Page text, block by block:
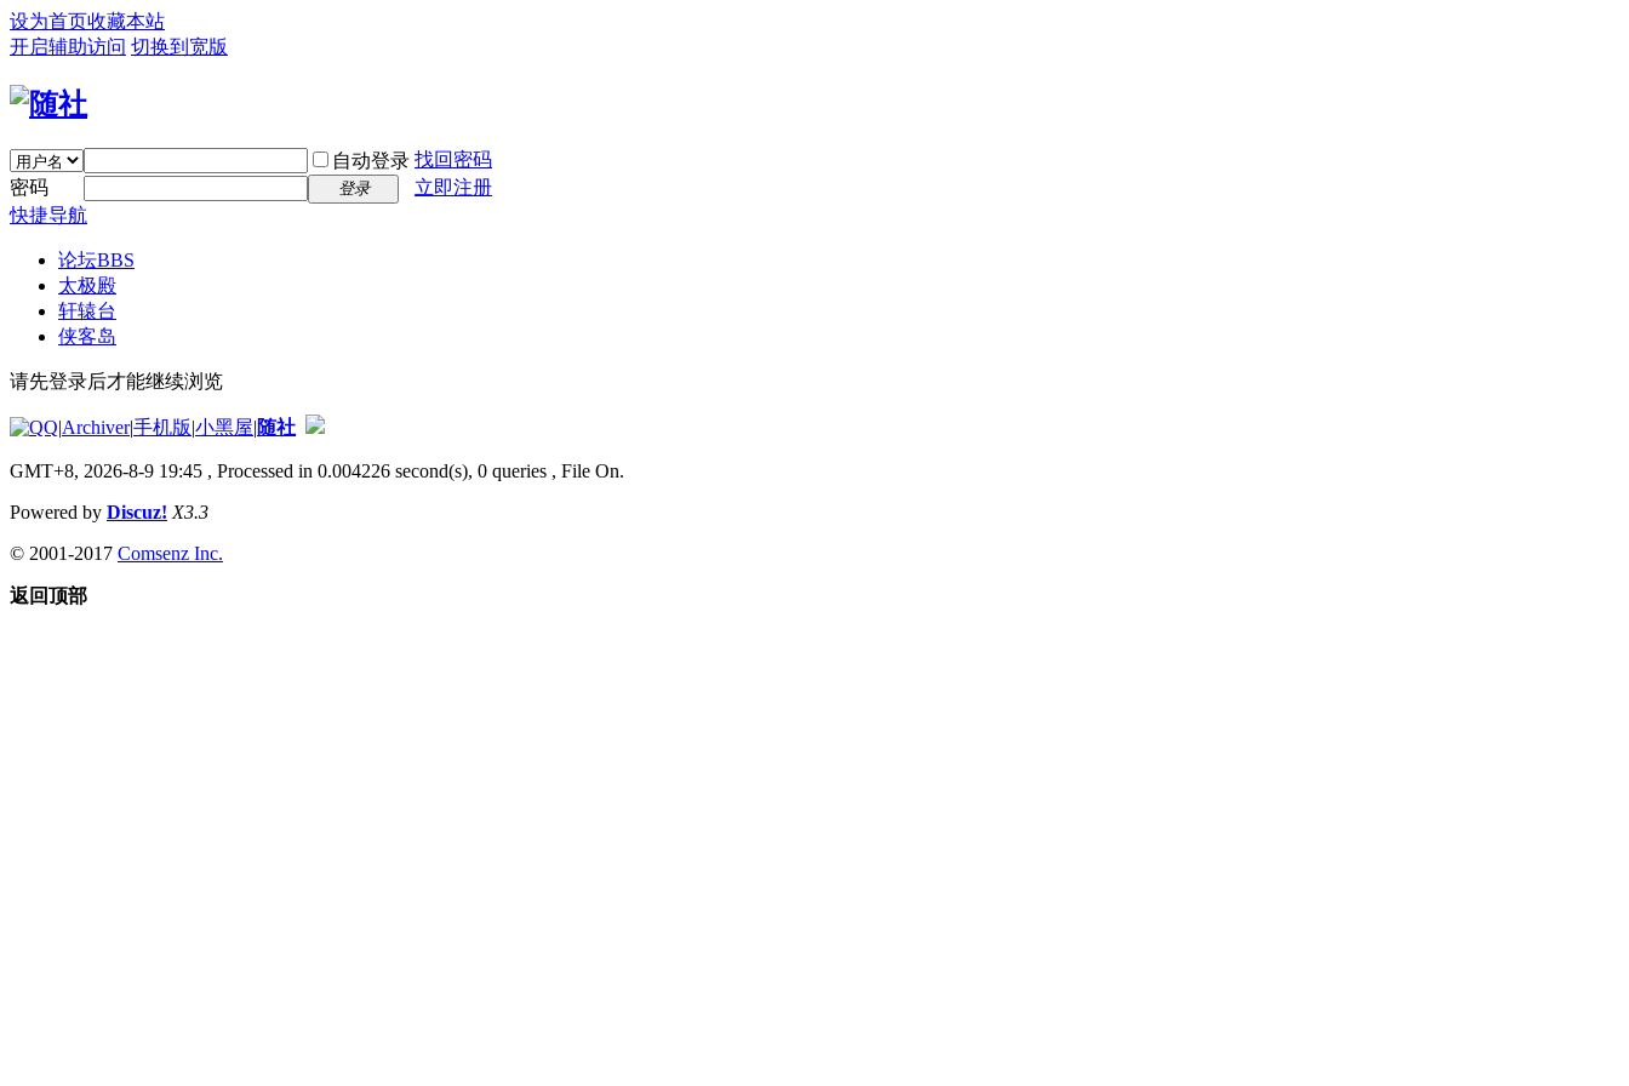
设为首页收藏本站
开启辅助访问 切换到宽版
自动登录 找回密码
密码
登录
立即注册
快捷导航
论坛BBS
太极殿
轩辕台
侠客岛
请先登录后才能继续浏览
|Archiver|手机版|小黑屋|随社
GMT+8, 2026-8-9 19:45 , Processed in 0.004226 second(s), 0 queries , File On.
Powered by Discuz! X3.3
© 2001-2017 Comsenz Inc.
返回顶部